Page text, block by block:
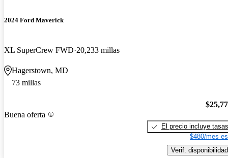
2024 Ford Maverick
XL SuperCrew FWD 20,233 millas
Hagerstown, MD
73 millas
Buena oferta
El precio incluye tasas
$480/mes
Verif. disponibilidad